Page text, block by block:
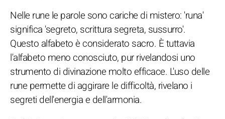
Nelle rune le parole sono cariche di mistero: 'runa'
significa 'segreto, scrittura segreta, sussurro'.
Questo alfabeto è considerato sacro. È tuttavia
l'alfabeto meno conosciuto, pur rivelandosi uno
strumento di divinazione molto efficace. L'uso delle
rune permette di aggirare le difficoltà, rivelano i
segreti dell'energia e dell'armonia.